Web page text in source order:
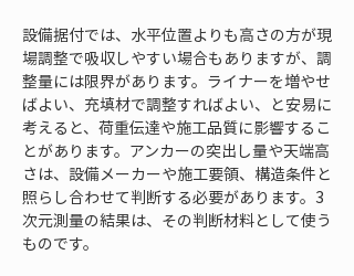
設備据付では、水平位置よりも高さの方が現
場調整で吸収しやすい場合もありますが、調
整量には限界があります。ライナーを増やせ
ばよい、充填材で調整すればよい、と安易に
考えると、荷重伝達や施工品質に影響するこ
とがあります。アンカーの突出し量や天端高
さは、設備メーカーや施工要領、構造条件と
照らし合わせて判断する必要があります。3
次元測量の結果は、その判断材料として使う
ものです。